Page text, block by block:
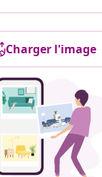
Charger l'image